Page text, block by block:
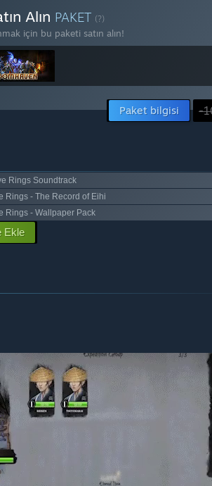
Alın PAKET (?)
için bu paketi satın alın!
Paket bilgisi -
Rings Soundtrack
Rings - The Record of Eihi
Rings - Wallpaper Pack
Ekle